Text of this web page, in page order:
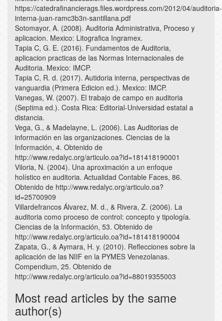
https://catedrafinancierags.files.wordpress.com/2012/04/auditoria-
interna-juan-ramc3b3n-santillana.pdf
Sotomayor, A. (2008). Auditoria Administrativa, Proceso y
aplicacion. Mexico: Litografica Ingramex.
Tapia C, G. E. (2016). Fundamentos de Auditoria,
aplicacion practicas de las Normas Internacionales de
Auditoria. Mexico: IMCP.
Tapia C, R. d. (2017). Autidoria interna, perspectivas de
vanguardia (Primera Edicion ed.). Mexico: IMCP.
Vanegas, W. (2007). El trabajo de campo en auditoria
(Septima ed.). Costa Rica: Editorial-Universidad estatal a
distancia.
Vega, G., & Madelayne, L. (2006). Las Auditorias de
información en las organizaciones. Ciencias de la
Información, 4. Obtenido de
http://www.redalyc.org/articulo.oa?id=181418190001
Viloria, N. (2004). Una aproximación a un enfoque
holístico en auditoria. Actualidad Contable Faces, 86.
Obtenido de http://www.redalyc.org/articulo.oa?
id=25700909
Villardefrancos Álvarez, M. d., & Rivera, Z. (2006). La
auditoria como proceso de control: concepto y tipología.
Ciencias de la Información, 53. Obtenido de
http://www.redalyc.org/articulo.oa?id=181418190004
Zapata, G., & Aymara, H. y. (2010). Reflecciones sobre la
aplicación de las NIIF en la PYMES Venezolanas.
Compendium, 25. Obtenido de
http://www.redalyc.org/articulo.oa?id=88019355003
Most read articles by the same
author(s)